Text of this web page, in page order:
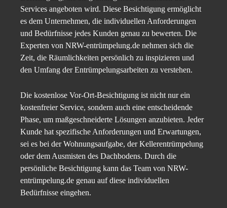
Services angeboten wird. Diese Besichtigung ermöglicht
es dem Unternehmen, die individuellen Anforderungen
und Bedürfnisse jedes Kunden genau zu bewerten. Die
Experten von NRW-entrümpelung.de nehmen sich die
Zeit, die Räumlichkeiten persönlich zu inspizieren und
den Umfang der Entrümpelungsarbeiten zu verstehen.
Die kostenlose Vor-Ort-Besichtigung ist nicht nur ein
kostenfreier Service, sondern auch eine entscheidende
Phase, um maßgeschneiderte Lösungen anzubieten. Jeder
Kunde hat spezifische Anforderungen und Erwartungen,
sei es bei der Wohnungsaufgabe, der Kellerentrümpelung
oder dem Ausmisten des Dachbodens. Durch die
persönliche Besichtigung kann das Team von NRW-
entrümpelung.de genau auf diese individuellen
Bedürfnisse eingehen.